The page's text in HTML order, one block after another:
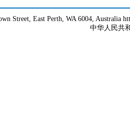
Street, East Perth, WA 6004, Australia
中华人民共